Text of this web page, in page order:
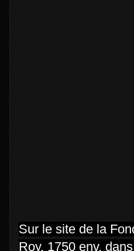
Sur le site de la
Roy, 1750 env,